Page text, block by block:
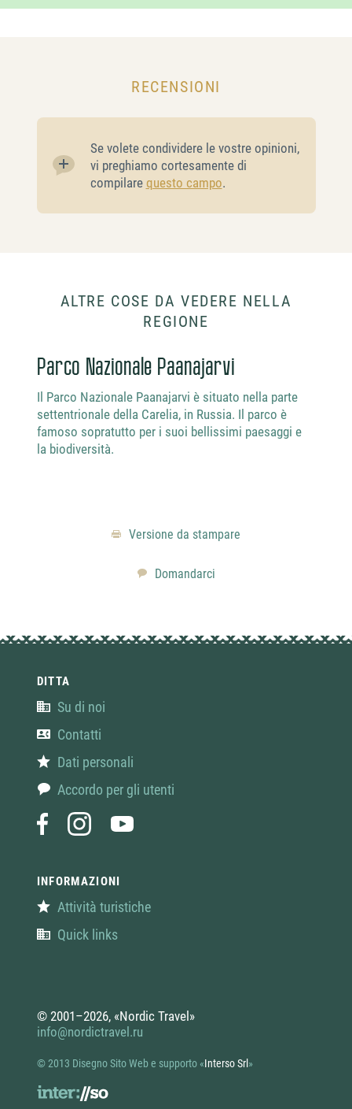
RECENSIONI
Se volete condividere le vostre opinioni,
vi preghiamo cortesamente di
compilare questo campo.
ALTRE COSE DA VEDERE NELLA
REGIONE
Parco Nazionale Paanajarvi
Il Parco Nazionale Paanajarvi è situato nella parte
settentrionale della Carelia, in Russia. Il parco è
famoso sopratutto per i suoi bellissimi paesaggi e
la biodiversità.
Versione da stampare
Domandarci
DITTA
Su di noi
Contatti
Dati personali
Accordo per gli utenti
INFORMAZIONI
Attività turistiche
Quick links
© 2001–2026, «Nordic Travel»
info@nordictravel.ru
© 2013 Disegno Sito Web e supporto «Interso Srl »